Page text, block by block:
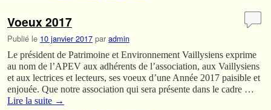
Voeux 2017
Publié le 10 janvier 2017 par admin
Le président de Patrimoine et Environnement Vaillysiens exprime
au nom de l’APEV aux adhérents de l’association, aux Vaillysiens
et aux lectrices et lecteurs, ses voeux d’une Année 2017 paisible et
enjouée. Que notre association qui sera présente dans le cadre …
Lire la suite →